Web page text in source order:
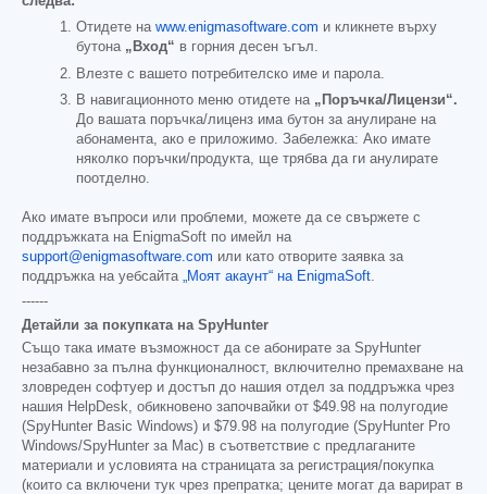
Отидете на www.enigmasoftware.com и кликнете върху
бутона „Вход“ в горния десен ъгъл.
Влезте с вашето потребителско име и парола.
В навигационното меню отидете на „Поръчка/Лицензи“.
До вашата поръчка/лиценз има бутон за анулиране на
абонамента, ако е приложимо. Забележка: Ако имате
няколко поръчки/продукта, ще трябва да ги анулирате
поотделно.
Ако имате въпроси или проблеми, можете да се свържете с
поддръжката на EnigmaSoft по имейл на
support@enigmasoftware.com или като отворите заявка за
поддръжка на уебсайта „Моят акаунт“ на EnigmaSoft.
------
Детайли за покупката на SpyHunter
Също така имате възможност да се абонирате за SpyHunter
незабавно за пълна функционалност, включително премахване на
зловреден софтуер и достъп до нашия отдел за поддръжка чрез
нашия HelpDesk, обикновено започвайки от $49.98 на полугодие
(SpyHunter Basic Windows) и $79.98 на полугодие (SpyHunter Pro
Windows/SpyHunter за Mac) в съответствие с предлаганите
материали и условията на страницата за регистрация/покупка
(които са включени тук чрез препратка; цените могат да варират в